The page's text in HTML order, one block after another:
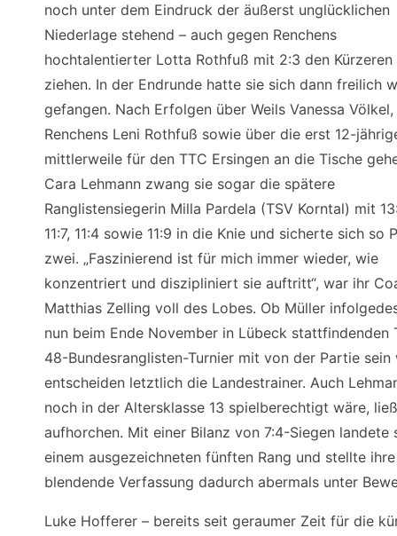
noch unter dem Eindruck der äußerst unglücklichen
Niederlage stehend – auch gegen Renchens
hochtalentierter Lotta Rothfuß mit 2:3 den Kürzeren
ziehen. In der Endrunde hatte sie sich dann freilich
gefangen. Nach Erfolgen über Weils Vanessa Völkel,
Renchens Leni Rothfuß sowie über die erst 12-
mittlerweile für den TTC Ersingen an die Tische
Cara Lehmann zwang sie sogar die spätere
Ranglistensiegerin Milla Pardela (TSV Korntal) mit
11:7, 11:4 sowie 11:9 in die Knie und sicherte sich so
zwei. „Faszinierend ist für mich immer wieder, wie
konzentriert und diszipliniert sie auftritt“, war ihr
Matthias Zelling voll des Lobes. Ob Müller
nun beim Ende November in Lübeck stattfindenden
48-Bundesranglisten-Turnier mit von der Partie sein
entscheiden letztlich die Landestrainer. Auch
noch in der Altersklasse 13 spielberechtigt wäre, ließ
aufhorchen. Mit einer Bilanz von 7:4-Siegen landete
einem ausgezeichneten fünften Rang und stellte ihre
blendende Verfassung dadurch abermals unter
Luke Hofferer – bereits seit geraumer Zeit für die